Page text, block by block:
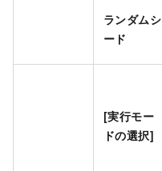
ランダムシ
ード
[実行モー
ドの選択]